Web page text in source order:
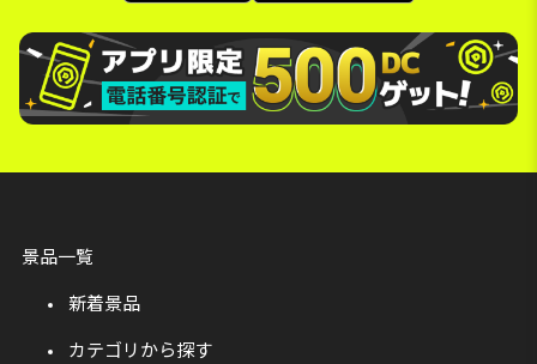
景品一覧
新着景品
カテゴリから探す